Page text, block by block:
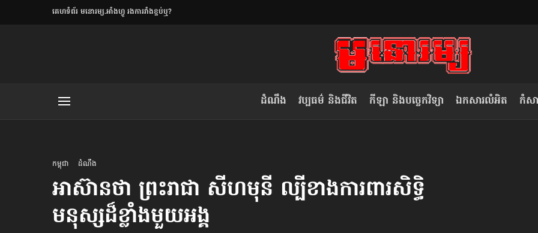
​គេហទំព័រ មនោរម្យ.អាំងហ្វូ រងការរាំងខ្ទប់ឬ?
ដំណឹង វប្បធម៌ និងជីវិត កីឡា និងបច្ចេកវិទ្យា ឯកសារលំអិត កំសា
កម្ពុជា ដំណឹង
អាស៊ានថា ព្រះរាជា សីហមុនី ល្បី​ខាង​ការពារ​សិទ្ធិ
មនុស្ស​ដ៏ខ្លាំង​មួយអង្គ
ត៖ «កាមតណ្ហា​
វៀតណាម ក្នុង​ការប្តូរ​មេដឹកនាំ របស់​
ខ្លួន